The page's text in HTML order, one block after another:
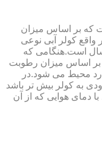
که بر اساس میزان
کولر آبی نوعی
است.هنگامی که
اساس میزان رطوبت
محیط می شود.در
به کولر بیش تر باشد
دمای هوایی که از آن